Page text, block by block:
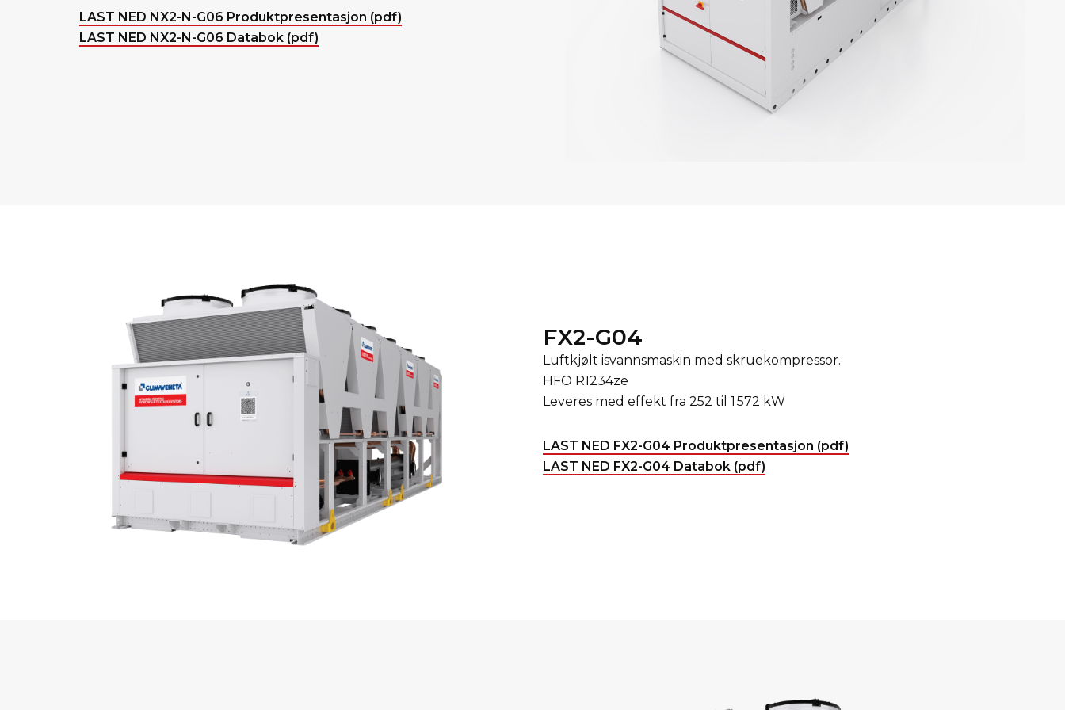
LAST NED NX2-N-G06 Produktpresentasjon (pdf)
LAST NED NX2-N-G06 Databok (pdf)
FX2-G04
Luftkjølt isvannsmaskin med skruekompressor.
HFO R1234ze
Leveres med effekt fra 252 til 1 572 kW
LAST NED FX2-G04 Produktpresentasjon (pdf)
LAST NED FX2-G04 Databok (pdf)